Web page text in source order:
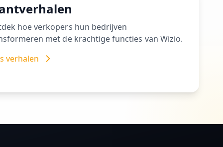
hoe verkopers hun bedrijven
met de krachtige functies van Wizio.
verhalen